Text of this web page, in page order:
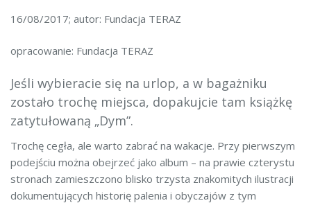
16/08/2017; autor: Fundacja TERAZ
opracowanie: Fundacja TERAZ
Jeśli wybieracie się na urlop, a w bagażniku
zostało trochę miejsca, dopakujcie tam książkę
zatytułowaną „Dym”.
Trochę cegła, ale warto zabrać na wakacje. Przy pierwszym
podejściu można obejrzeć jako album – na prawie czterystu
stronach zamieszczono blisko trzysta znakomitych ilustracji
dokumentujących historię palenia i obyczajów z tym